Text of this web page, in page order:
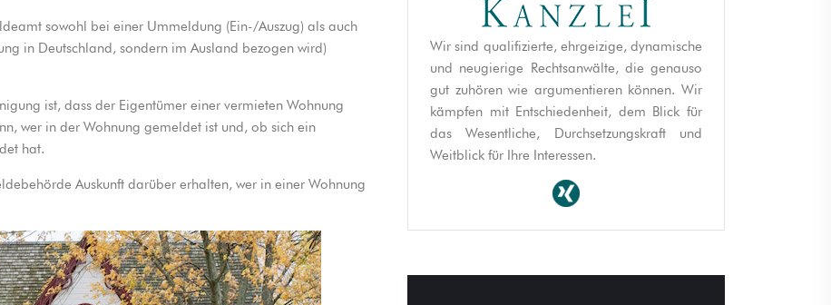
sowohl bei einer Ummeldung (Ein-/Auszug) als auch
in Deutschland, sondern im Ausland bezogen wird)
ist, dass der Eigentümer einer vermieten Wohnung
wer in der Wohnung gemeldet ist und, ob sich ein
hat.
Auskunft darüber erhalten, wer in einer Wohnung
Wir sind qualifizierte, ehrgeizige, dynamische
und neugierige Rechtsanwälte, die genauso
gut zuhören wie argumentieren können. Wir
kämpfen mit Entschiedenheit, dem Blick für
das Wesentliche, Durchsetzungskraft und
Weitblick für Ihre Interessen.